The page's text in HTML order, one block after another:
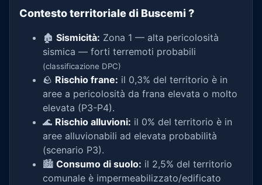
Contesto territoriale di Buscemi ?
🏚️ Sismicità: Zona 1 — alta pericolosità
sismica — forti terremoti probabili
(classificazione DPC)
🪨 Rischio frane: il 0,3% del territorio è in
aree a pericolosità da frana elevata o molto
elevata (P3-P4).
🌊 Rischio alluvioni: il 0% del territorio è in
aree alluvionabili ad elevata probabilità
(scenario P3).
🏙️ Consumo di suolo: il 2,5% del territorio
comunale è impermeabilizzato/edificato